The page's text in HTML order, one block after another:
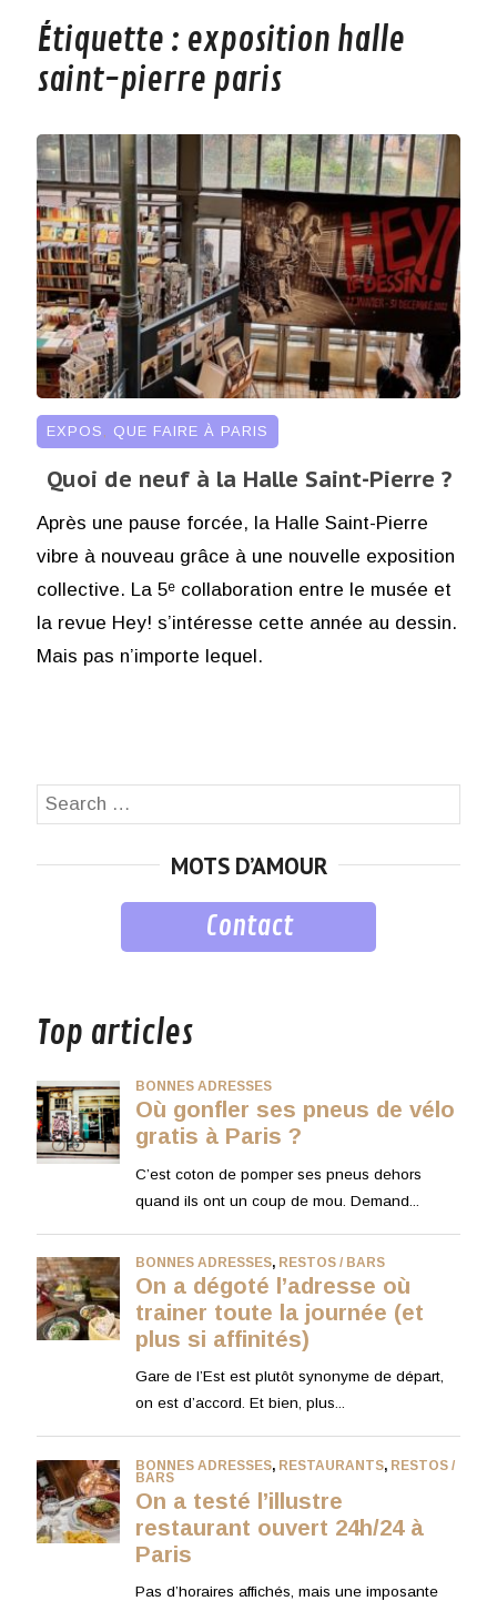
Étiquette : exposition halle
saint-pierre paris
EXPOS QUE FAIRE À PARIS
Quoi de neuf à la Halle Saint-Pierre ?
Après une pause forcée, la Halle Saint-Pierre
vibre à nouveau grâce à une nouvelle exposition
collective. La 5ᵉ collaboration entre le musée et
la revue Hey! s’intéresse cette année au dessin.
Mais pas n’importe lequel.
Search
MOTS D’AMOUR
Contact
Top articles